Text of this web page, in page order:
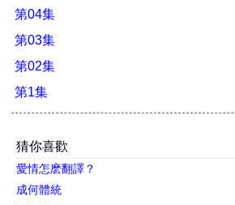
第04集
第03集
第02集
第1集
猜你喜歡
愛情怎麽翻譯？
成何體統